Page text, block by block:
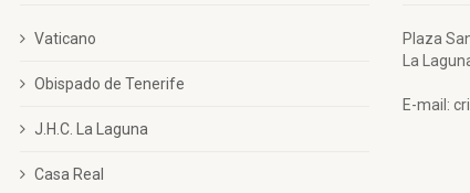
Vaticano
Obispado de Tenerife
J.H.C. La Laguna
Casa Real
Plaza
La
E-mail: